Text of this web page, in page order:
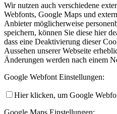
Wir nutzen auch verschiedene
Webfonts, Google Maps und
Anbieter möglicherweise
speichern, können Sie diese hier
dass eine Deaktivierung dieser
Aussehen unserer Webseite
Änderungen werden nach einem
Google Webfont Einstellungen:
Hier klicken, um Google
Google Maps Einstellungen: